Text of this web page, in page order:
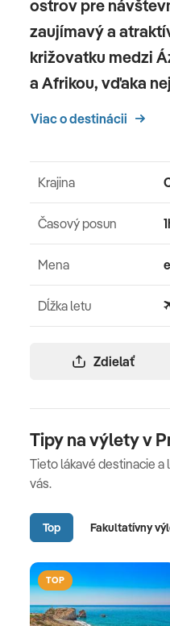
ostrov pre
zaujímavý a
križovatku medzi
a Afrikou, vďaka
Viac o destinácii
Zdielať
Krajina
Časový posun
Mena
Dĺžka letu
Tipy na výlety v
Tieto lákavé destinacie
vás.
Top Fakultatívny
TOP